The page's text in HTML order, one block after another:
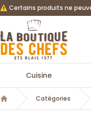
⚠️ Certains produits ne
La Boutique des chefs
Cuisine
Accueil
Catégories